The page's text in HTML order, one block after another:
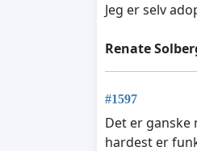
Jeg er selv
Renate
#1597
Det er
hardest er